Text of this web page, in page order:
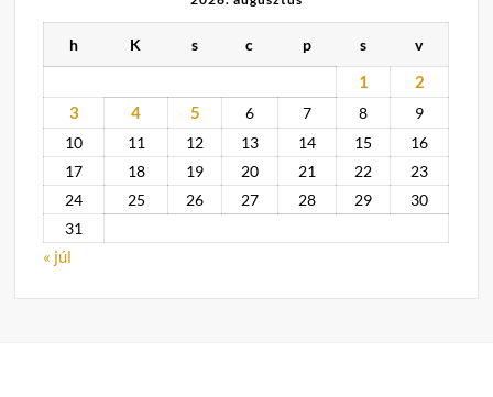
h K s c p s v
1
2
3
4 5 6 7 8
9
10
11 12 13 14 15
16
17
18 19 20 21 22
23
24
25 26 27 28 29
30
31
« júl